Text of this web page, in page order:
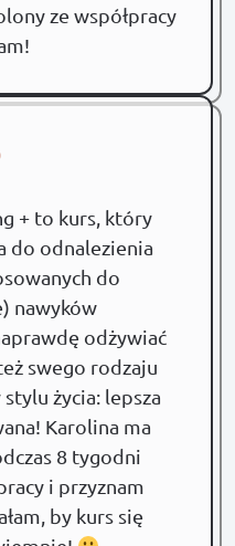
ze współpracy
+ to kurs, który
do odnalezienia
do
nawyków
odżywiać
swego rodzaju
życia: lepsza
Karolina ma
8 tygodni
i przyznam
by kurs się